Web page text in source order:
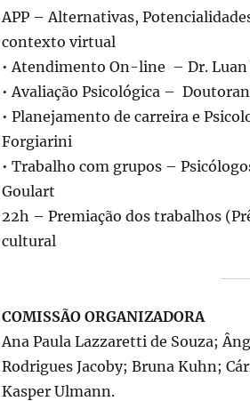
APP – Alternativas,
contexto virtual
• Atendimento On-line – Dr. Luan
• Avaliação Psicológica –
• Planejamento de carreira e
Forgiarini
• Trabalho com grupos –
Goulart
22h – Premiação dos trabalhos
cultural
COMISSÃO ORGANIZADORA
Ana Paula Lazzaretti de Souza;
Rodrigues Jacoby; Bruna Kuhn;
Kasper Ulmann.